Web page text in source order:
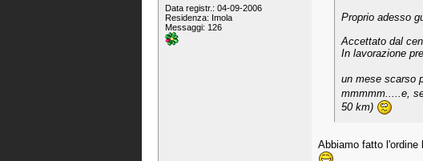
Data registr.: 04-09-2006
Residenza: Imola
Messaggi: 126
Proprio adesso
Accettato dal
In lavorazione
un mese scarso
mmmmm.....e,
50 km)
Abbiamo fatto